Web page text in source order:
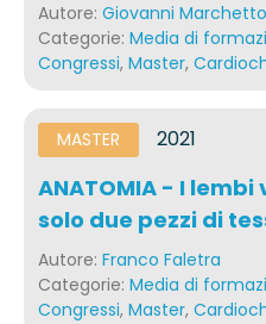
Autore: Giovanni Marchetto
Categorie: Media di
Congressi, Master,
MASTER 2021
ANATOMIA - I
solo due pezzi di
Autore: Franco Faletra
Categorie: Media di
Congressi, Master,